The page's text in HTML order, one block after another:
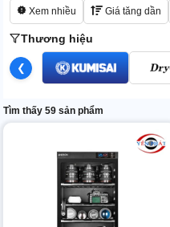
Xem nhiều Giá tăng dần
Thương hiệu
❮
Tìm thấy 59 sản phẩm